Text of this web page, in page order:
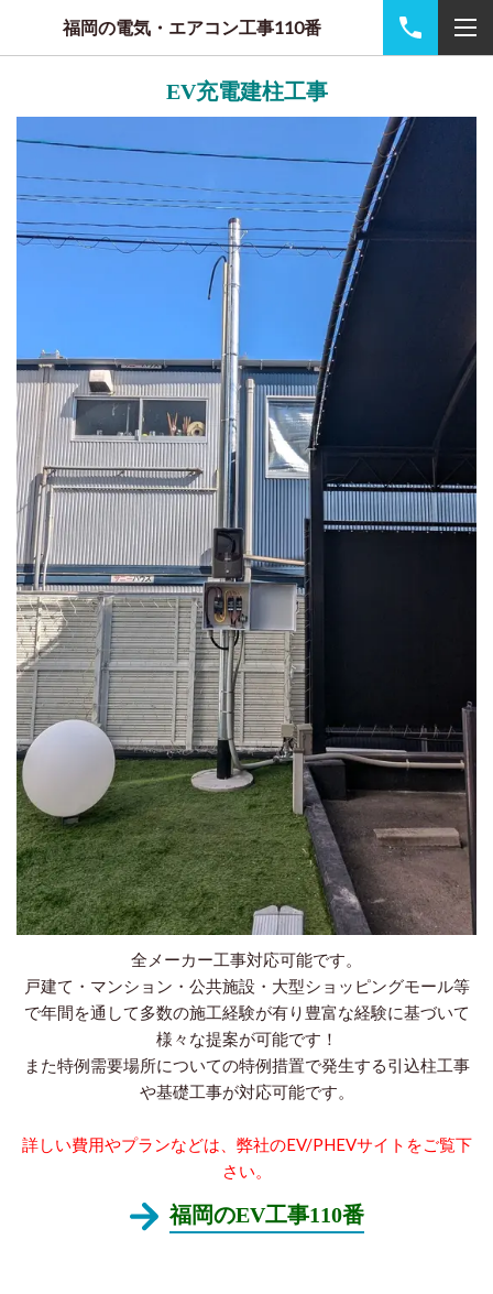
福岡の電気・エアコン工事110番
EV充電建柱工事
全メーカー工事対応可能です。
戸建て・マンション・公共施設・大型ショッピングモール等
で年間を通して多数の施工経験が有り豊富な経験に基づいて
様々な提案が可能です！
また特例需要場所についての特例措置で発生する引込柱工事
や基礎工事が対応可能です。
詳しい費用やプランなどは、弊社のEV/PHEVサイトをご覧下
さい。
福岡のEV工事110番